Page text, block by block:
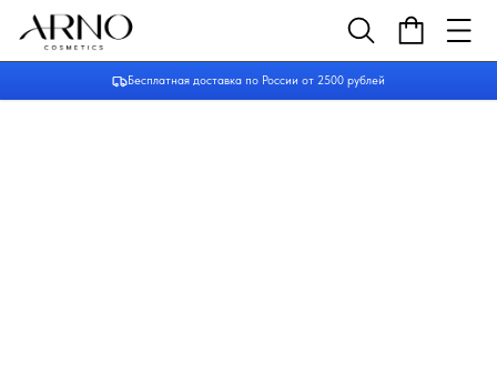
Бесплатная доставка по России от 2500 рублей